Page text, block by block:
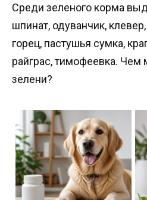
Среди зеленого корма
шпинат, одуванчик,
горец, пастушья сумка,
райграс, тимофеевка.
зелени?